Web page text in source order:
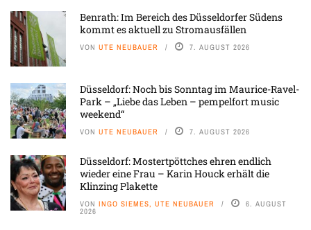
Benrath: Im Bereich des Düsseldorfer Südens
kommt es aktuell zu Stromausfällen
VON UTE NEUBAUER 7. AUGUST 2026
Düsseldorf: Noch bis Sonntag im Maurice-Ravel-
Park – „Liebe das Leben – pempelfort music
weekend“
VON UTE NEUBAUER 7. AUGUST 2026
Düsseldorf: Mostertpöttches ehren endlich
wieder eine Frau – Karin Houck erhält die
Klinzing Plakette
VON INGO SIEMES, UTE NEUBAUER 6. AUGUST
2026